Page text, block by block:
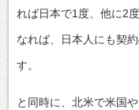
れば日本で1度、他に2
なれば、日本人にも契
す。
と同時に、北米で米国